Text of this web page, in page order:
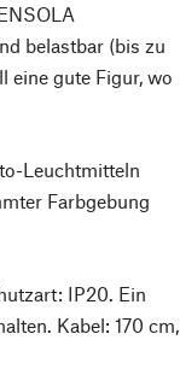
belastbar (bis zu
eine gute Figur, wo
Leuchtmitteln
Farbgebung
IP20. Ein
Kabel: 170 cm,